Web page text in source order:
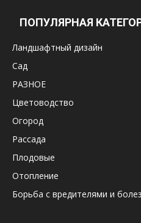
ПОПУЛЯРНАЯ
Ландшафтный дизайн
Сад
РАЗНОЕ
Цветоводство
Огород
Рассада
Плодовые
Отопление
Борьба с вредителями и